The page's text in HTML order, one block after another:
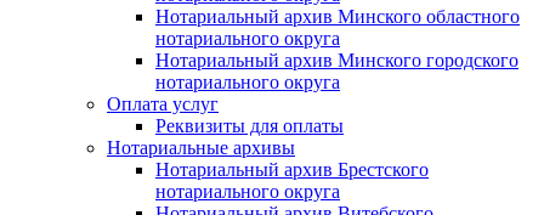
Нотариальный архив Минского областного
нотариального округа
Нотариальный архив Минского городского
нотариального округа
Оплата услуг
Реквизиты для оплаты
Нотариальные архивы
Нотариальный архив Брестского
нотариального округа